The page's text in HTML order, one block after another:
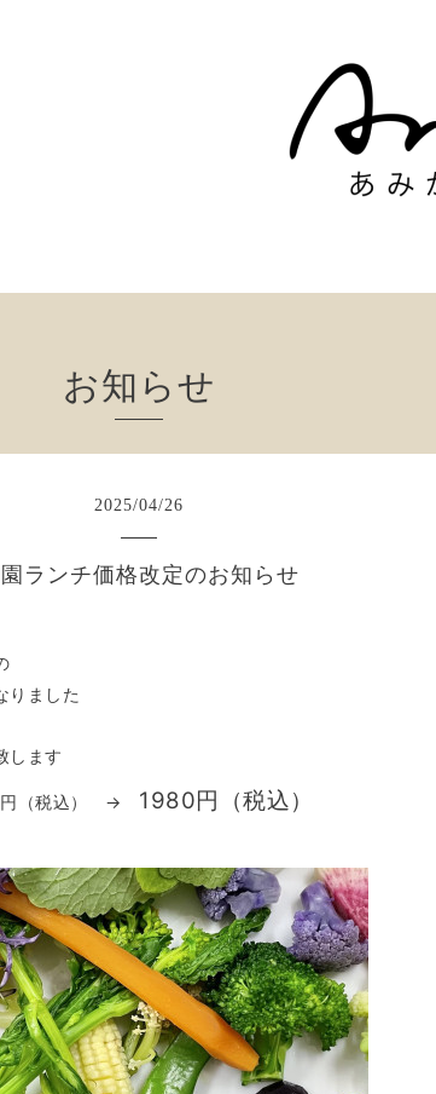
お知らせ
2025/04/26
ランチ価格改定のお知らせ
りました
します
円（税込） → 1980円（税込）